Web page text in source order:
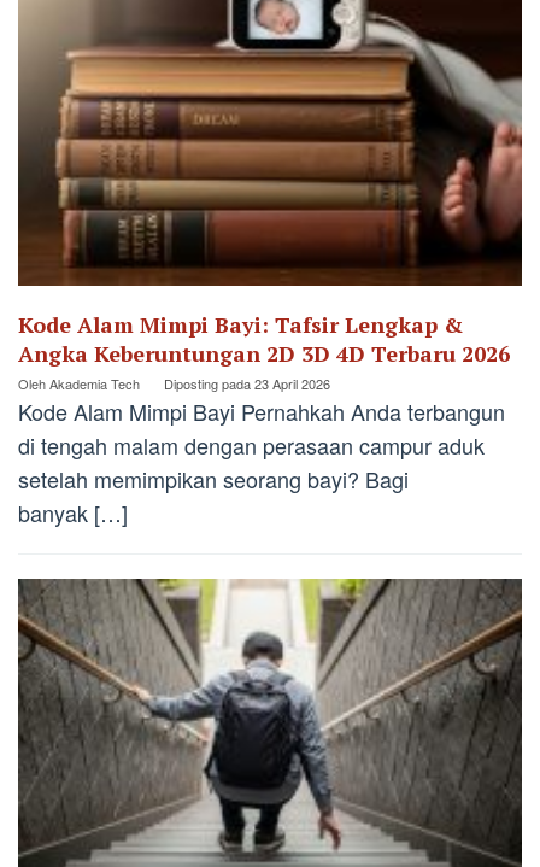
Kode Alam Mimpi Bayi: Tafsir Lengkap &
Angka Keberuntungan 2D 3D 4D Terbaru 2026
OlehAkademia Tech Diposting pada23 April 2026
Kode Alam Mimpi Bayi Pernahkah Anda terbangun
di tengah malam dengan perasaan campur aduk
setelah memimpikan seorang bayi? Bagi
banyak […]